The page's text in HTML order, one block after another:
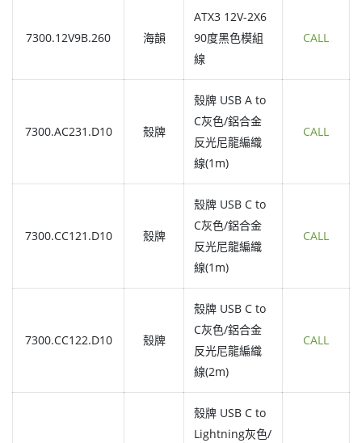
7300.12V9B.260 海韻
ATX3 12V-2X6
90度黑色模組
線
CALL
7300.AC231.D10 殼牌
殼牌 USB A to
C灰色/鋁合金
反光尼龍編織
線(1m)
CALL
7300.CC121.D10 殼牌
殼牌 USB C to
C灰色/鋁合金
反光尼龍編織
線(1m)
CALL
7300.CC122.D10 殼牌
殼牌 USB C to
C灰色/鋁合金
反光尼龍編織
線(2m)
CALL
殼牌 USB C to
Lightning灰色/